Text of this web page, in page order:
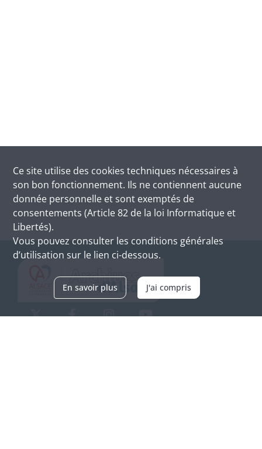
Ce site utilise des cookies techniques nécessaires à
son bon fonctionnement. Ils ne contiennent aucune
donnée personnelle et sont exemptés de
consentements (Article 82 de la loi Informatique et
Libertés).
Vous pouvez consulter les conditions générales
d’utilisation sur le lien ci-dessous.
En savoir plus J'ai compris